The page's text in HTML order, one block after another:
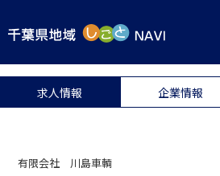
求人情報 企業情報
有限会社 川島車輌